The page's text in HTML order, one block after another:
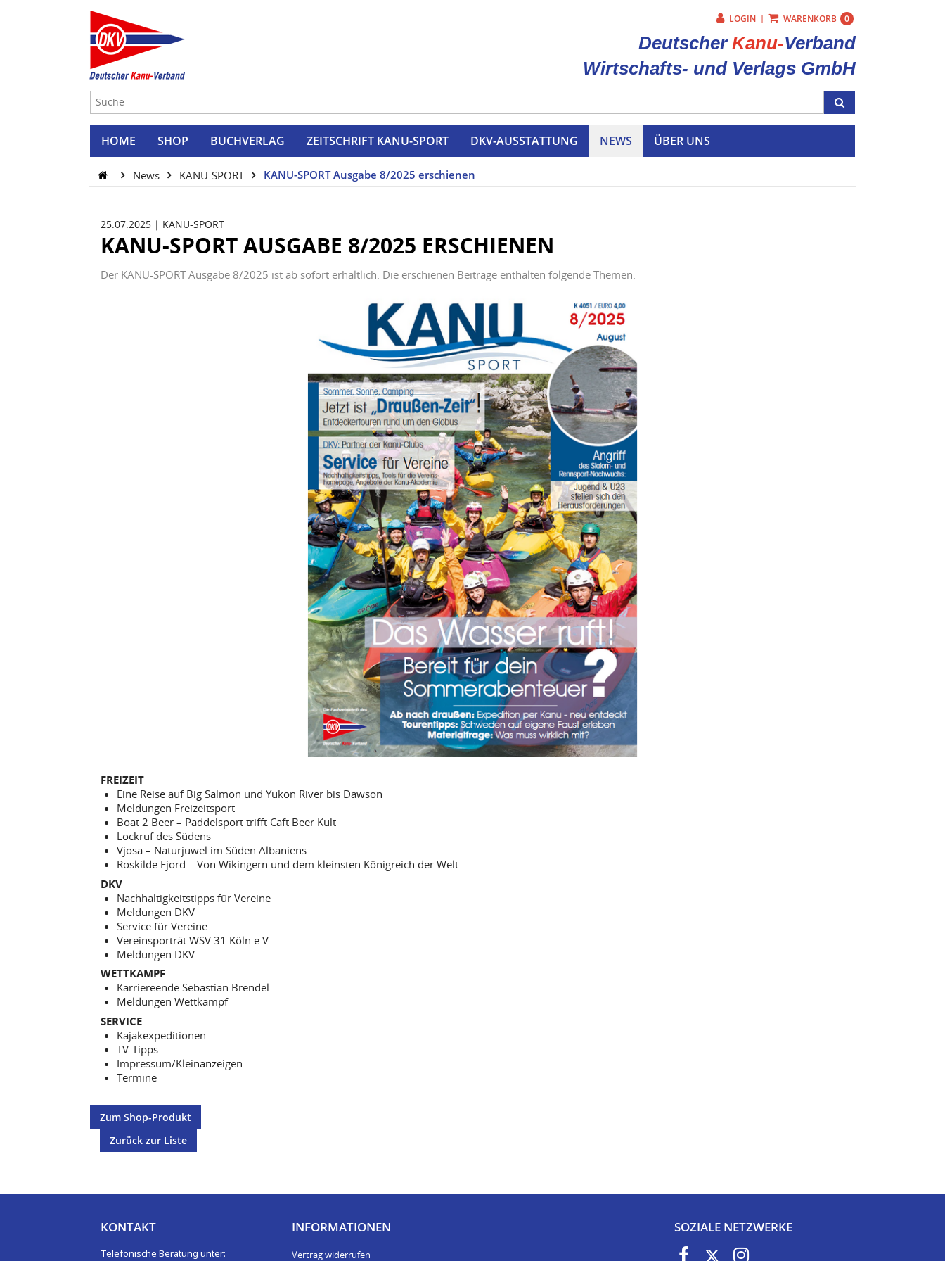
LOGIN | WARENKORB 0
DeutscherKanu-Verband
Wirtschafts- und Verlags GmbH
HOME SHOP BUCHVERLAG ZEITSCHRIFT KANU-SPORT DKV-AUSSTATTUNG NEWS ÜBER UNS
News KANU-SPORT KANU-SPORT Ausgabe 8/2025 erschienen
25.07.2025 | KANU-SPORT
KANU-SPORT AUSGABE 8/2025 ERSCHIENEN
Der KANU-SPORT Ausgabe 8/2025 ist ab sofort erhältlich. Die erschienen Beiträge enthalten folgende Themen:
FREIZEIT
Eine Reise auf Big Salmon und Yukon River bis Dawson
Meldungen Freizeitsport
Boat 2 Beer – Paddelsport trifft Caft Beer Kult
Lockruf des Südens
Vjosa – Naturjuwel im Süden Albaniens
Roskilde Fjord – Von Wikingern und dem kleinsten Königreich der Welt
DKV
Nachhaltigkeitstipps für Vereine
Meldungen DKV
Service für Vereine
Vereinsporträt WSV 31 Köln e.V.
Meldungen DKV
WETTKAMPF
Karriereende Sebastian Brendel
Meldungen Wettkampf
SERVICE
Kajakexpeditionen
TV-Tipps
Impressum/Kleinanzeigen
Termine
Zum Shop-Produkt
Zurück zur Liste
KONTAKT
Telefonische Beratung unter:
INFORMATIONEN
Vertrag widerrufen
SOZIALE NETZWERKE